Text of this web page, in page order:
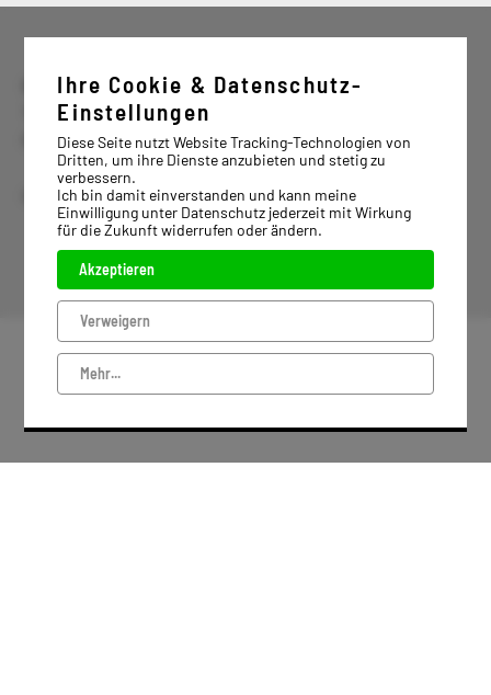
Block & Mohr GmbH Industrievertrieb
Tel. +49 5451 8979-0
Fax: +49 5451 8979-79
info@block-mohr.com
IMPRESSUM
DATENSCHUTZ
Ihre Cookie & Datenschutz-
Einstellungen
Diese Seite nutzt Website Tracking-Technologien von
Dritten, um ihre Dienste anzubieten und stetig zu
verbessern.
Ich bin damit einverstanden und kann meine
Einwilligung unter Datenschutz jederzeit mit Wirkung
für die Zukunft widerrufen oder ändern.
Akzeptieren
Verweigern
Mehr...